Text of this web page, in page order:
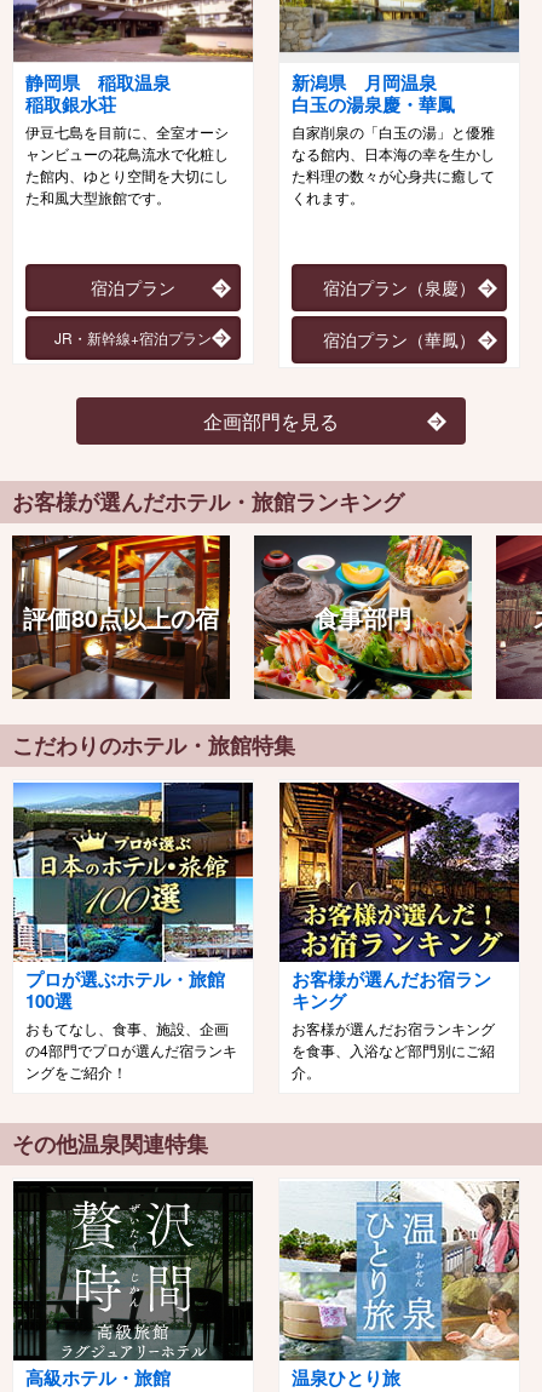
静岡県 稲取温泉
稲取銀水荘
伊豆七島を目前に、全室オーシ
ャンビューの花鳥流水で化粧し
た館内、ゆとり空間を大切にし
た和風大型旅館です。
宿泊プラン
JR・新幹線+宿泊プラン
新潟県 月岡温泉
白玉の湯泉慶・華鳳
自家削泉の「白玉の湯」と優雅
なる館内、日本海の幸を生かし
た料理の数々が心身共に癒して
くれます。
宿泊プラン（泉慶）
宿泊プラン（華鳳）
企画部門を見る
お客様が選んだホテル・旅館ランキング
評価80点以上の宿 食事部門
こだわりのホテル・旅館特集
プロが選ぶホテル・旅館
100選
おもてなし、食事、施設、企画
の4部門でプロが選んだ宿ランキ
ングをご紹介！
お客様が選んだお宿ラン
キング
お客様が選んだお宿ランキング
を食事、入浴など部門別にご紹
介。
その他温泉関連特集
高級ホテル・旅館 温泉ひとり旅